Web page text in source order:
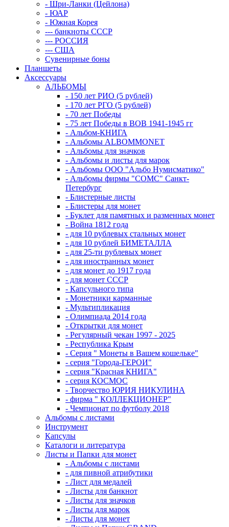
- Шри-Ланки (Цейлона)
- ЮАР
- Южная Корея
--- банкноты СССР
--- РОССИЯ
--- США
Сувенирные боны
Планшеты
Аксессуары
АЛЬБОМЫ
- 150 лет РИО (5 рублей)
- 170 лет РГО (5 рублей)
- 70 лет Победы
- 75 лет Победы в ВОВ 1941-1945 гг
- Альбом-КНИГА
- Альбомы ALBOMMONET
- Альбомы для значков
- Альбомы и листы для марок
- Альбомы ООО "Альбо Нумисматико"
- Альбомы фирмы "СОМС" Санкт-
Петербург
- Блистерные листы
- Блистеры для монет
- Буклет для памятных и разменных монет
- Война 1812 года
- для 10 рублевых стальных монет
- для 10 рублей БИМЕТАЛЛА
- для 25-ти рублевых монет
- для иностранных монет
- для монет до 1917 года
- для монет СССР
- Капсульного типа
- Монетники карманные
- Мультипликация
- Олимпиада 2014 года
- Открытки для монет
- Регулярный чекан 1997 - 2025
- Республика Крым
- Серия " Монеты в Вашем кошельке"
- серия "Города-ГЕРОИ"
- серия "Красная КНИГА"
- серия КОСМОС
- Творчество ЮРИЯ НИКУЛИНА
- фирма " КОЛЛЕКЦИОНЕР"
- Чемпионат по футболу 2018
Альбомы с листами
Инструмент
Капсулы
Каталоги и литература
Листы и Папки для монет
- Альбомы с листами
- для пивной атрибутики
- Лист для медалей
- Листы для банкнот
- Листы для значков
- Листы для марок
- Листы для монет